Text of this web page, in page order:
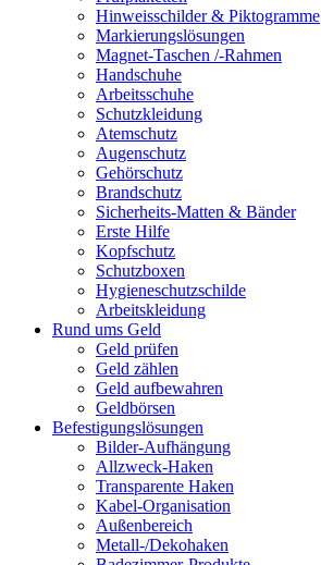
Hinweisschilder & Piktogramme
Markierungslösungen
Magnet-Taschen /-Rahmen
Handschuhe
Arbeitsschuhe
Schutzkleidung
Atemschutz
Augenschutz
Gehörschutz
Brandschutz
Sicherheits-Matten & Bänder
Erste Hilfe
Kopfschutz
Schutzboxen
Hygieneschutzschilde
Arbeitskleidung
Rund ums Geld
Geld prüfen
Geld zählen
Geld aufbewahren
Geldbörsen
Befestigungslösungen
Bilder-Aufhängung
Allzweck-Haken
Transparente Haken
Kabel-Organisation
Außenbereich
Metall-/Dekohaken